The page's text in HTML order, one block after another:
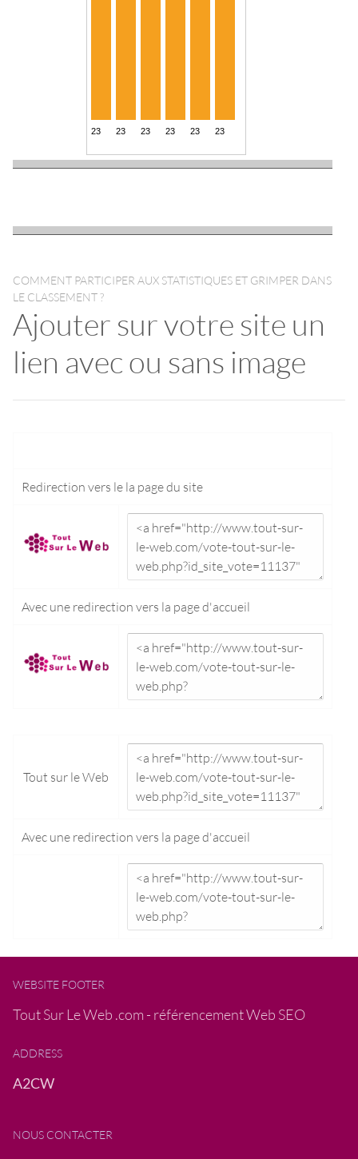
COMMENT PARTICIPER AUX STATISTIQUES ET GRIMPER DANS
LE CLASSEMENT ?
Ajouter sur votre site un
lien avec ou sans image
Redirection vers le la page du site
Avec une redirection vers la page d'accueil
Tout sur le Web
Avec une redirection vers la page d'accueil
WEBSITE FOOTER
Tout Sur Le Web .com - référencement Web SEO
ADDRESS
A2CW
NOUS CONTACTER